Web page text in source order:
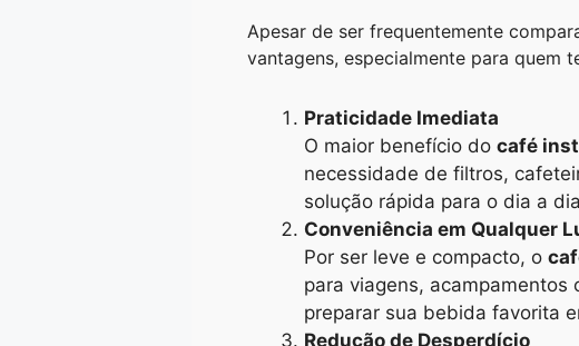
Apesar de ser frequentemente
vantagens, especialmente para quem
Praticidade Imediata
O maior benefício do café
necessidade de filtros,
solução rápida para o dia a
Conveniência em Qualquer
Por ser leve e compacto, o
para viagens, acampamentos
preparar sua bebida favorita
Redução de Desperdício